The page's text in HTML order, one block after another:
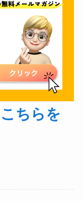
ちらを